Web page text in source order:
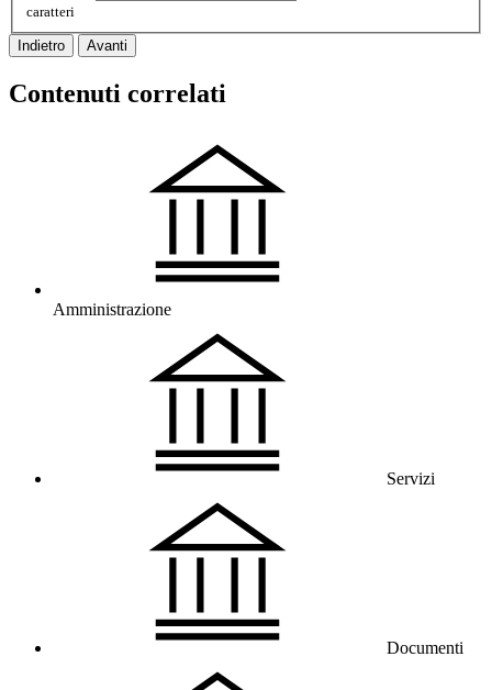
caratteri
Indietro Avanti
Contenuti correlati
Amministrazione
Servizi
Documenti